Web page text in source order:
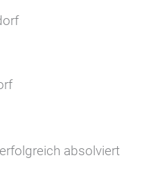
absolviert